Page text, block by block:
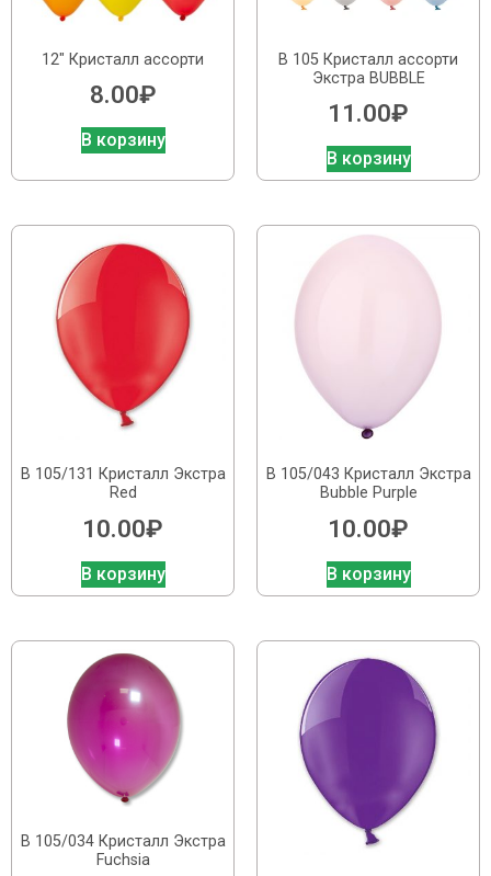
12″ Кристалл ассорти
8.00₽
В корзину
В 105 Кристалл ассорти
Экстра BUBBLE
11.00₽
В корзину
В 105/131 Кристалл Экстра
Red
10.00₽
В корзину
В 105/043 Кристалл Экстра
Bubble Purple
10.00₽
В корзину
В 105/034 Кристалл Экстра
Fuchsia